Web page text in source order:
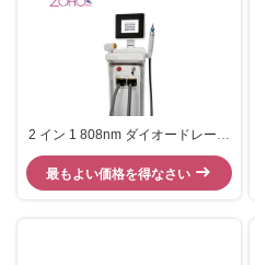
2 イン 1 808nm ダイオードレーザ
ープラスピコQ スイッチ付き Nd
Yagレーザーマシン
最もよい価格を得なさい